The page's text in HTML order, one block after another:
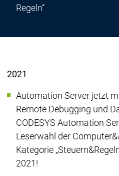
Regeln“
2021
Automation Server jetzt
Remote Debugging und
CODESYS Automation
Leserwahl der
Kategorie
2021!